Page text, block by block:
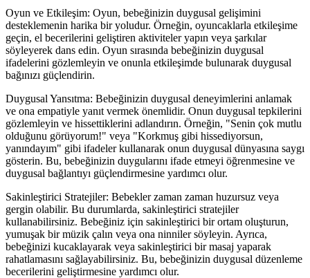
Oyun ve Etkileşim: Oyun, bebeğinizin duygusal gelişimini
desteklemenin harika bir yoludur. Örneğin, oyuncaklarla etkileşime
geçin, el becerilerini geliştiren aktiviteler yapın veya şarkılar
söyleyerek dans edin. Oyun sırasında bebeğinizin duygusal
ifadelerini gözlemleyin ve onunla etkileşimde bulunarak duygusal
bağınızı güçlendirin.
Duygusal Yansıtma: Bebeğinizin duygusal deneyimlerini anlamak
ve ona empatiyle yanıt vermek önemlidir. Onun duygusal tepkilerini
gözlemleyin ve hissettiklerini adlandırın. Örneğin, "Senin çok mutlu
olduğunu görüyorum!" veya "Korkmuş gibi hissediyorsun,
yanındayım" gibi ifadeler kullanarak onun duygusal dünyasına saygı
gösterin. Bu, bebeğinizin duygularını ifade etmeyi öğrenmesine ve
duygusal bağlantıyı güçlendirmesine yardımcı olur.
Sakinleştirici Stratejiler: Bebekler zaman zaman huzursuz veya
gergin olabilir. Bu durumlarda, sakinleştirici stratejiler
kullanabilirsiniz. Bebeğiniz için sakinleştirici bir ortam oluşturun,
yumuşak bir müzik çalın veya ona ninniler söyleyin. Ayrıca,
bebeğinizi kucaklayarak veya sakinleştirici bir masaj yaparak
rahatlamasını sağlayabilirsiniz. Bu, bebeğinizin duygusal düzenleme
becerilerini geliştirmesine yardımcı olur.